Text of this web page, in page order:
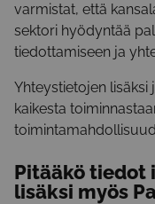
varmistat, että
sektori hyödyntää
tiedottamiseen ja
Yhteystietojen
kaikesta
Pitääkö tiedot
lisäksi myös